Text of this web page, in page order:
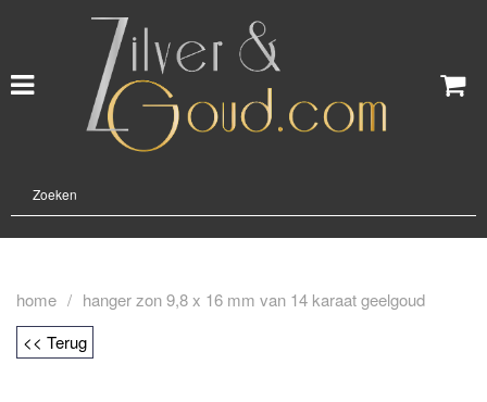
home / hanger zon 9,8 x 16 mm van 14 karaat geelgoud
<< Terug